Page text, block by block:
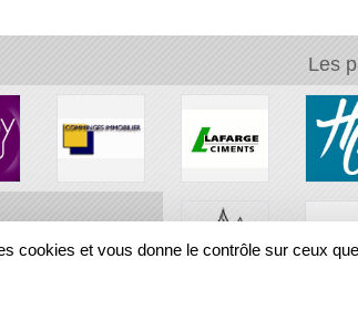
Les
cookies et vous donne le contrôle sur ceux